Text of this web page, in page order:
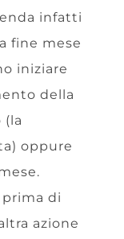
infatti
fine mese
iniziare
della
(la
oppure
di
azione